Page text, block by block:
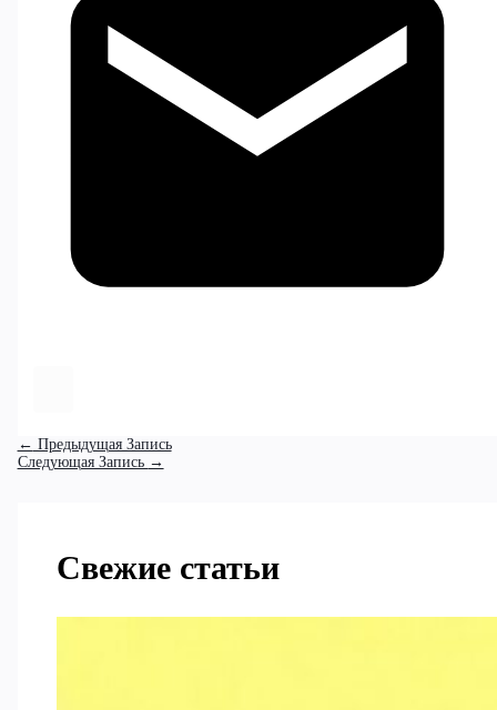
← Предыдущая Запись
Следующая Запись →
Свежие статьи